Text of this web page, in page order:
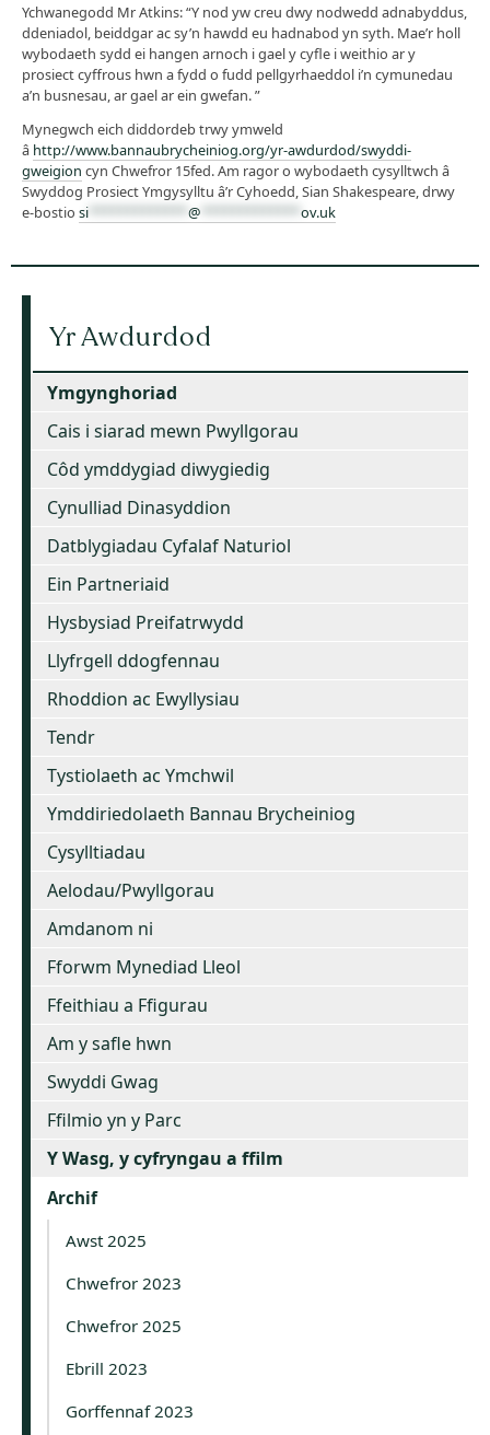
Ychwanegodd Mr Atkins: “Y nod yw creu dwy nodwedd adnabyddus,
ddeniadol, beiddgar ac sy’n hawdd eu hadnabod yn syth. Mae’r holl
wybodaeth sydd ei hangen arnoch i gael y cyfle i weithio ar y
prosiect cyffrous hwn a fydd o fudd pellgyrhaeddol i’n cymunedau
a’n busnesau, ar gael ar ein gwefan. ”
Mynegwch eich diddordeb trwy ymweld
â http://www.bannaubrycheiniog.org/yr-awdurdod/swyddi-
gweigion cyn Chwefror 15fed. Am ragor o wybodaeth cysylltwch â
Swyddog Prosiect Ymgysylltu â’r Cyhoedd, Sian Shakespeare, drwy
e-bostio si @ ov.uk
Yr Awdurdod
Ymgynghoriad
Cais i siarad mewn Pwyllgorau
Côd ymddygiad diwygiedig
Cynulliad Dinasyddion
Datblygiadau Cyfalaf Naturiol
Ein Partneriaid
Hysbysiad Preifatrwydd
Llyfrgell ddogfennau
Rhoddion ac Ewyllysiau
Tendr
Tystiolaeth ac Ymchwil
Ymddiriedolaeth Bannau Brycheiniog
Cysylltiadau
Aelodau/Pwyllgorau
Amdanom ni
Fforwm Mynediad Lleol
Ffeithiau a Ffigurau
Am y safle hwn
Swyddi Gwag
Ffilmio yn y Parc
Y Wasg, y cyfryngau a ffilm
Archif
Awst 2025
Chwefror 2023
Chwefror 2025
Ebrill 2023
Gorffennaf 2023